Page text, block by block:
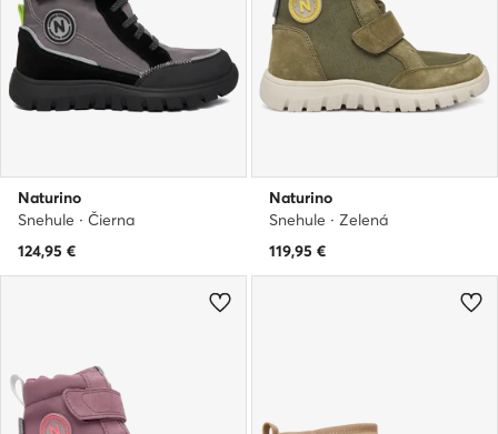
Naturino
Snehule · Čierna
124,95 €
Naturino
Snehule · Zelená
119,95 €